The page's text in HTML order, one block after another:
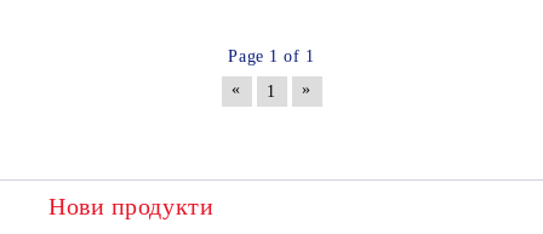
Page 1 of 1
«
1 »
Нови продукти